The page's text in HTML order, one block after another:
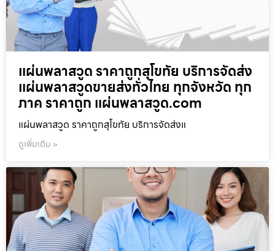
แผ่นพลาสวูด ราคาถูกสุโขทัย บริการจัดส่ง
แผ่นพลาสวูดขายส่งทั่วไทย ทุกจังหวัด ทุก
ภาค ราคาถูก แผ่นพลาสวูด.com
แผ่นพลาสวูด ราคาถูกสุโขทัย บริการจัดส่งแ
ดูเพิ่มเติม »